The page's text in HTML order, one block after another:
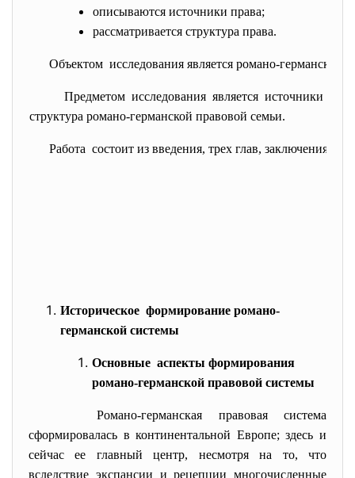
описываются источники права;
рассматривается структура права.
Объектом исследования является романо-германская
Предметом исследования является источники
структура романо-германской правовой семьи.
Работа состоит из введения, трех глав, заключения и
Историческое формирование романо-
германской системы
Основные аспекты формирования
романо-германской правовой системы
Романо-германская правовая система
сформировалась в континентальной Европе; здесь и
сейчас ее главный центр, несмотря на то, что
вследствие экспансии и рецепции многочисленные